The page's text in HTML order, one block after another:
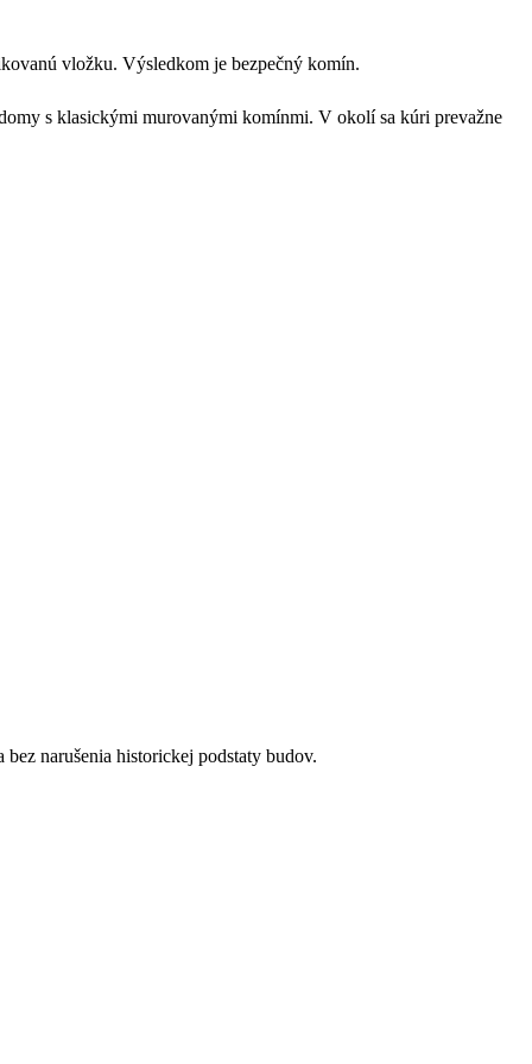
vložku. Výsledkom je bezpečný komín.
s klasickými murovanými komínmi. V okolí sa kúri prevažne
narušenia historickej podstaty budov.